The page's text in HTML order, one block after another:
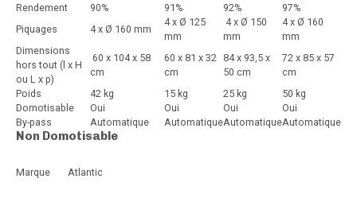
Rendement 90% 91% 92%
97%
Piquages
4 x Ø 160 mm
4 x Ø 125
mm
4 x Ø 150
mm
4 x Ø 160
mm
Dimensions
hors tout (l x H
ou L x p)
60 x 104 x 58
cm
60 x 81 x 32
cm
84 x 93,5 x
50 cm
72 x 85 x 57
cm
Poids
42 kg 15 kg 25 kg
50 kg
Domotisable
Oui Oui Oui
Oui
By-pass
Automatique AutomatiqueAutomatiqueAutomatique
Non Domotisable
Marque Atlantic